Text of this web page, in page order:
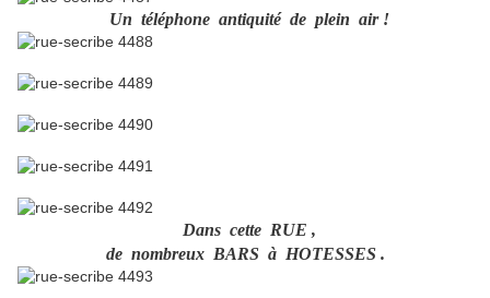
Un téléphone antiquité de plein air !
Dans cette RUE ,
de nombreux BARS à HOTESSES .